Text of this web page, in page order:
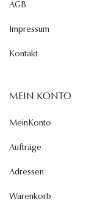
AGB
Impressum
Kontakt
MEIN KONTO
MeinKonto
Aufträge
Adressen
Warenkorb